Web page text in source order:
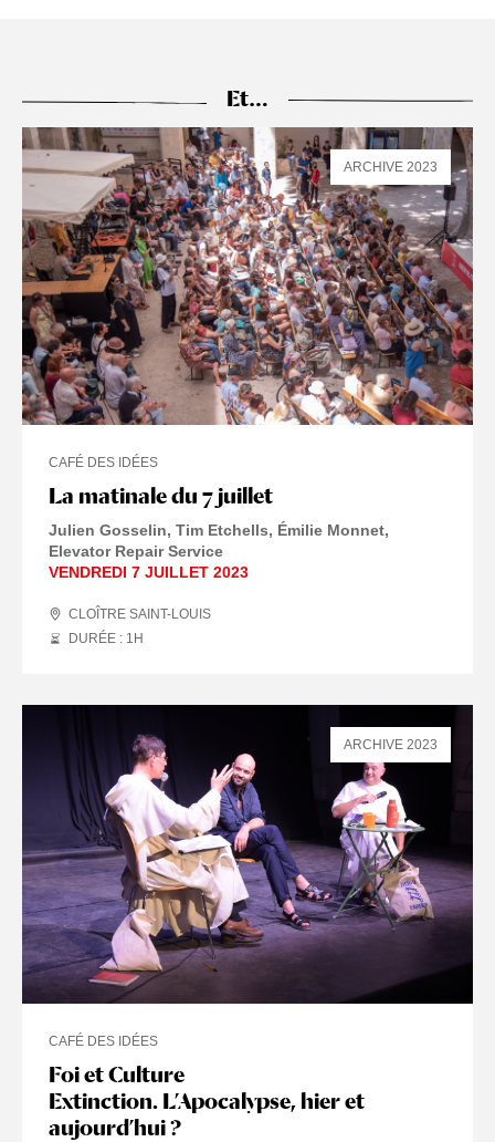
Et…
La matinale du 7 juillet
CAFÉ DES IDÉES
Julien Gosselin, Tim Etchells, Émilie Monnet,
Elevator Repair Service
VENDREDI 7 JUILLET 2023
CLOÎTRE SAINT-LOUIS
DURÉE : 1 H
ARCHIVE 2023
Foi et Culture
Extinction. L’Apocalypse, hier et
aujourd’hui ?
CAFÉ DES IDÉES
ARCHIVE 2023